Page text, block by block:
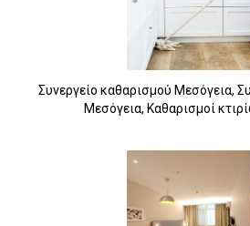
Συνεργείο καθαρισμού Μεσόγεια,
Μεσόγεια, Καθαρισμοί